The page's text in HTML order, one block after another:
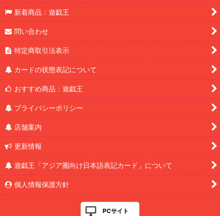
新着商品：遊戯王
問い合わせ
特定商取引法表示
カードの状態表記について
おすすめ商品：遊戯王
プライバシーポリシー
店舗案内
更新情報
遊戯王「アジア圏向け日本語表記カード」について
個人情報保護方針
PCサイト